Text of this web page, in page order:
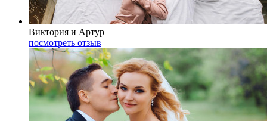
Виктория и Артур
посмотреть отзыв